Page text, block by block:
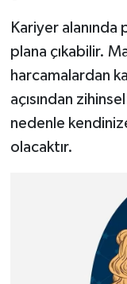
Kariyer alanında
plana çıkabilir.
harcamalardan
açısından
nedenle
olacaktır.